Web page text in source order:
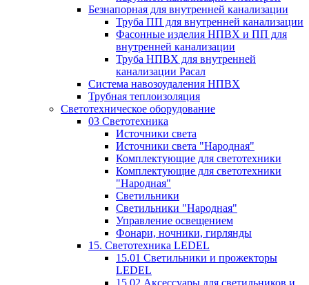
Безнапорная для внутренней канализации
Труба ПП для внутренней канализации
Фасонные изделия НПВХ и ПП для
внутренней канализации
Труба НПВХ для внутренней
канализации Расал
Система навозоудаления НПВХ
Трубная теплоизоляция
Светотехническое оборудование
03 Светотехника
Источники света
Источники света "Народная"
Комплектующие для светотехники
Комплектующие для светотехники
"Народная"
Светильники
Светильники "Народная"
Управление освещением
Фонари, ночники, гирлянды
15. Светотехника LEDEL
15.01 Светильники и прожекторы
LEDEL
15.02 Аксессуары для светильников и